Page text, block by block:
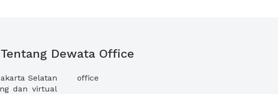
Tentang Dewata Office
Selatan
dan virtual
office